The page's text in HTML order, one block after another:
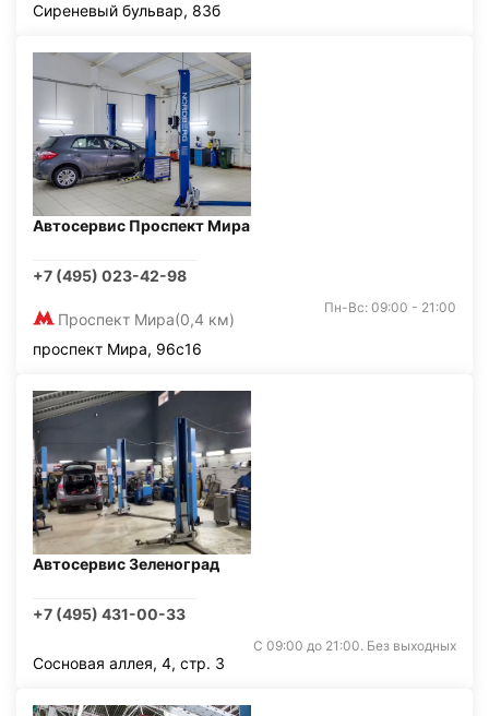
Сиреневый бульвар, 83б
Автосервис Проспект Мира
+7 (495) 023-42-98
Проспект Мира(0,4 км)
Пн-Вс: 09:00 - 21:00
проспект Мира, 96с16
Автосервис Зеленоград
+7 (495) 431-00-33
С 09:00 до 21:00. Без выходных
Сосновая аллея, 4, стр. 3